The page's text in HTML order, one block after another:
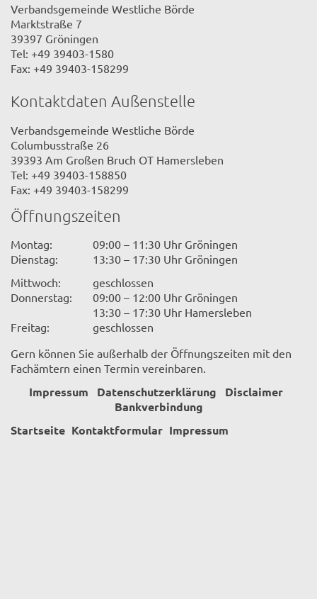
Verbandsgemeinde Westliche Börde
Marktstraße 7
39397 Gröningen
Tel: +49 39403-1580
Fax: +49 39403-158299
Kontaktdaten Außenstelle
Verbandsgemeinde Westliche Börde
Columbusstraße 26
39393 Am Großen Bruch OT Hamersleben
Tel: +49 39403-158850
Fax: +49 39403-158299
Öffnungszeiten
Montag:
09:00 – 11:30 Uhr Gröningen
Dienstag:
13:30 – 17:30 Uhr Gröningen
Mittwoch:
geschlossen
Donnerstag:
09:00 – 12:00 Uhr Gröningen
13:30 – 17:30 Uhr Hamersleben
Freitag:
geschlossen
Gern können Sie außerhalb der Öffnungszeiten mit den
Fachämtern einen Termin vereinbaren.
Impressum Datenschutzerklärung
Disclaimer
Bankverbindung
Startseite Kontaktformular Impressum